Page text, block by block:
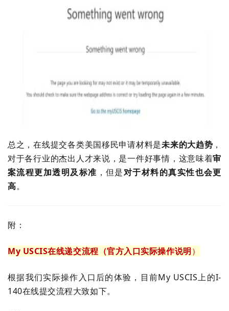
总之，在线提交各类美国移民申请材料是未来的大趋势 ，
对于各行业的杰出人才来说，是一件好事情，这意味着审
案流程更加透明及标准 ，但是对于材料的真实性也会更
高。
附：
My USCIS在线递交流程（官方入口实际操作说明）
根据我们实际操作入口后的体验，目前My USCIS上的I-
140在线提交流程大致如下。